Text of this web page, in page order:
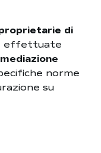
di
effettuate
norme
su